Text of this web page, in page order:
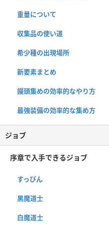
重量について
収集品の使い道
希少種の出現場所
新要素まとめ
饅頭集めの効率的なやり方
最強装備の効率的な集め方
ジョブ
序章で入手できるジョブ
すっぴん
黒魔道士
白魔道士